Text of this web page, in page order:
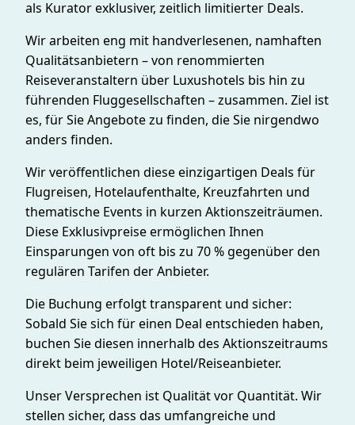
als Kurator exklusiver, zeitlich limitierter Deals.
Wir arbeiten eng mit handverlesenen, namhaften
Qualitätsanbietern – von renommierten
Reiseveranstaltern über Luxushotels bis hin zu
führenden Fluggesellschaften – zusammen. Ziel ist
es, für Sie Angebote zu finden, die Sie nirgendwo
anders finden.
Wir veröffentlichen diese einzigartigen Deals für
Flugreisen, Hotelaufenthalte, Kreuzfahrten und
thematische Events in kurzen Aktionszeiträumen.
Diese Exklusivpreise ermöglichen Ihnen
Einsparungen von oft bis zu 70 % gegenüber den
regulären Tarifen der Anbieter.
Die Buchung erfolgt transparent und sicher:
Sobald Sie sich für einen Deal entschieden haben,
buchen Sie diesen innerhalb des Aktionszeitraums
direkt beim jeweiligen Hotel/Reiseanbieter.
Unser Versprechen ist Qualität vor Quantität. Wir
stellen sicher, dass das umfangreiche und